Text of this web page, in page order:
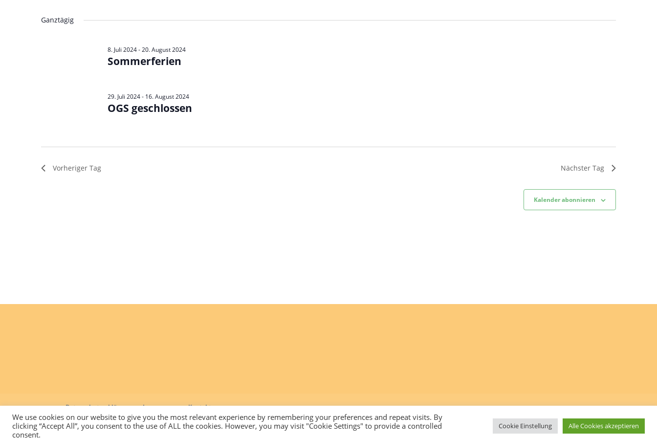
Schlüsselwort.
Ganztägig
Sommerferien
8. Juli 2024-20. August 2024
OGS geschlossen
29. Juli 2024- 16. August 2024
Vorheriger Tag Nächster Tag
Kalender abonnieren
Datenschutzerklärung Impressum Kontakt
Design von Annika Kuhn | (c) GSS Schönforst
We use cookies on our website to give you the most relevant experience by remembering your preferences and repeat visits. By
clicking “Accept All”, you consent to the use of ALL the cookies. However, you may visit "Cookie Settings" to provide a controlled
consent.
Cookie Einstellung Alle Cookies akzeptieren